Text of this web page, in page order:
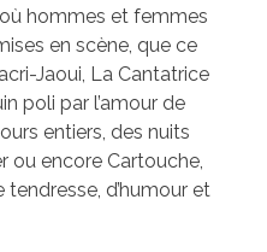
hommes et femmes
en scène, que ce
Jaoui, La Cantatrice
poli par l’amour de
entiers, des nuits
ou encore Cartouche,
d’humour et